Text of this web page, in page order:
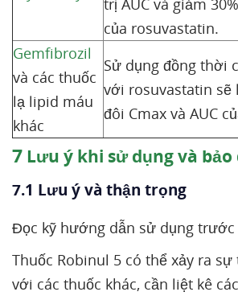
trị AUC và giảm
của rosuvastatin.
Gemfibrozil
và các thuốc
lạ lipid máu
khác
Sử dụng đồng thời
với rosuvastatin sẽ
đôi Cmax và AUC
7 Lưu ý khi sử dụng và bảo
7.1 Lưu ý và thận trọng
Đọc kỹ hướng dẫn sử dụng
Thuốc Robinul 5 có thể xảy ra
với các thuốc khác, cần liệt kê